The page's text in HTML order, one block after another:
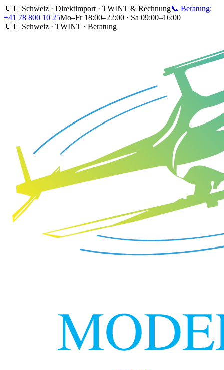
🇨🇭 Schweiz · Direktimport · TWINT & Rechnung📞 Beratung:
+41 78 800 10 25Mo–Fr 18:00–22:00 · Sa 09:00–16:00
🇨🇭 Schweiz · TWINT · Beratung